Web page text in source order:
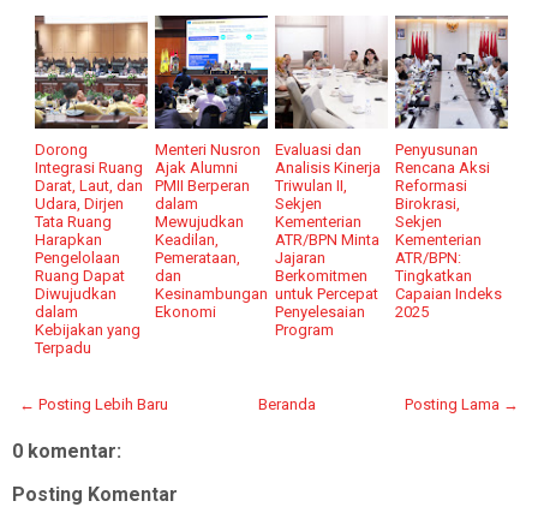
Dorong
Integrasi Ruang
Darat, Laut, dan
Udara, Dirjen
Tata Ruang
Harapkan
Pengelolaan
Ruang Dapat
Diwujudkan
dalam
Kebijakan yang
Terpadu
Menteri Nusron
Ajak Alumni
PMII Berperan
dalam
Mewujudkan
Keadilan,
Pemerataan,
dan
Kesinambungan
Ekonomi
Evaluasi dan
Analisis Kinerja
Triwulan II,
Sekjen
Kementerian
ATR/BPN Minta
Jajaran
Berkomitmen
untuk Percepat
Penyelesaian
Program
Penyusunan
Rencana Aksi
Reformasi
Birokrasi,
Sekjen
Kementerian
ATR/BPN:
Tingkatkan
Capaian Indeks
2025
← Posting Lebih Baru Posting Lama →
Beranda
0 komentar:
Posting Komentar